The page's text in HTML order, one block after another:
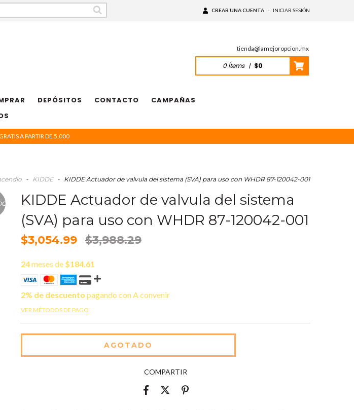
CREAR UNA CUENTA - INICIAR SESIÓN
tienda@lamejoropcion.mx
0Ítems | $0
DEPÓSITOS CONTACTO
CAMPAÑAS
A PARTIR DE 5,000
- KIDDE - KIDDE Actuador de valvula del sistema (SVA) para uso con WHDR 87-120042-001
KIDDE Actuador de valvula del sistema
(SVA) para uso con WHDR 87-120042-001
$3,054.99 $3,988.29
24meses de $184.61
2% de descuento pagando con A convenir
VER MÉTODOS DE PAGO
COMPARTIR